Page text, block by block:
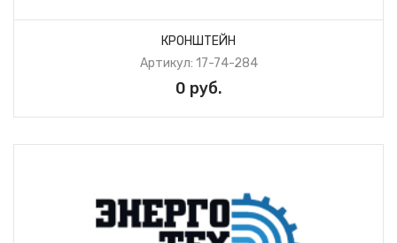
КРОНШТЕЙН
Артикул: 17-74-284
0 руб.